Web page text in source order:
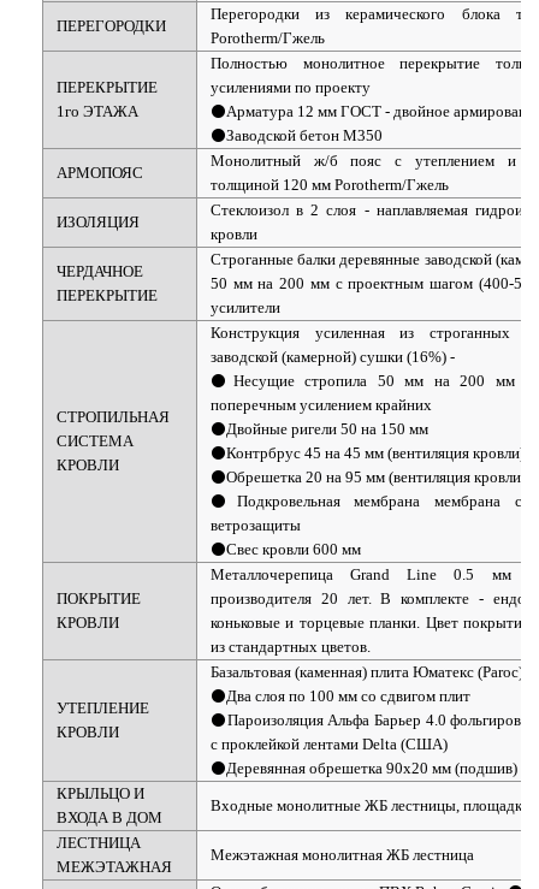
ПЕРЕГОРОДКИ
Перегородки из керамического блока
Porotherm/Гжель
ПЕРЕКРЫТИЕ
1го ЭТАЖА
Полностью монолитное перекрытие
усилениями по проекту
⚫Арматура 12 мм ГОСТ - двойное
⚫Заводской бетон М350
АРМОПОЯС
Монолитный ж/б пояс с утеплением и
толщиной 120 мм Porotherm/Гжель
ИЗОЛЯЦИЯ
Стеклоизол в 2 слоя - наплавляемая
кровли
ЧЕРДАЧНОЕ
ПЕРЕКРЫТИЕ
Строганные балки деревянные заводской
50 мм на 200 мм с проектным шагом (400-
усилители
СТРОПИЛЬНАЯ
СИСТЕМА
КРОВЛИ
Конструкция усиленная из строганных
заводской (камерной) сушки (16%) -
⚫Несущие стропила 50 мм на 200 мм
поперечным усилением крайних
⚫Двойные ригели 50 на 150 мм
⚫Контрбрус 45 на 45 мм (вентиляция кровли)
⚫Обрешетка 20 на 95 мм (вентиляция кровли)
⚫Подкровельная мембрана мембрана с
ветрозащиты
⚫Свес кровли 600 мм
ПОКРЫТИЕ
КРОВЛИ
Металлочерепица Grand Line 0.5 мм
производителя 20 лет. В комплекте -
коньковые и торцевые планки. Цвет покрытия
из стандартных цветов.
УТЕПЛЕНИЕ
КРОВЛИ
Базальтовая (каменная) плита Юматекс (Paroc)
⚫Два слоя по 100 мм со сдвигом плит
⚫Пароизоляция Альфа Барьер 4.0
с проклейкой лентами Delta (США)
⚫Деревянная обрешетка 90х20 мм (подшив)
КРЫЛЬЦО И
ВХОДА В ДОМ
Входные монолитные ЖБ лестницы, площадки
ЛЕСТНИЦА
МЕЖЭТАЖНАЯ
Межэтажная монолитная ЖБ лестница